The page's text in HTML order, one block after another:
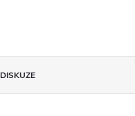
DISKUZE